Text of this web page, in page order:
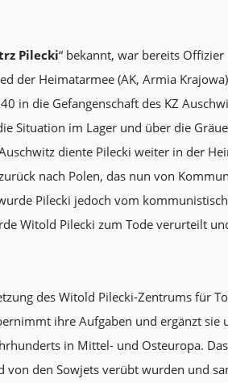
Pilecki“ bekannt, war bereits
der Heimatarmee (AK, Armia
die Gefangenschaft des KZ
im Lager und über die
diente Pilecki weiter in der
nach Polen, das nun von
Pilecki jedoch vom
Witold Pilecki zum Tode verurteilt
des Witold Pilecki-Zentrums für
ihre Aufgaben und ergänzt sie
in Mittel- und Osteuropa.
den Sowjets verübt wurden und